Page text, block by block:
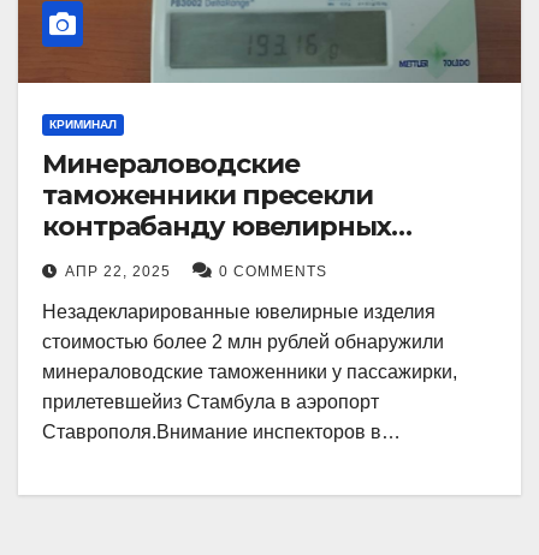
КРИМИНАЛ
Минераловодские
таможенники пресекли
контрабанду ювелирных
изделий на 2 млн рублей
АПР 22, 2025 0 COMMENTS
Незадекларированные ювелирные изделия
стоимостью более 2 млн рублей обнаружили
минераловодские таможенники у пассажирки,
прилетевшейиз Стамбула в аэропорт
Ставрополя.Внимание инспекторов в…